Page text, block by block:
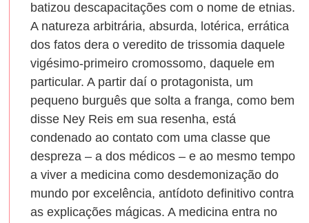
batizou descapacitações com o nome de etnias.
A natureza arbitrária, absurda, lotérica, errática
dos fatos dera o veredito de trissomia daquele
vigésimo-primeiro cromossomo, daquele em
particular. A partir daí o protagonista, um
pequeno burguês que solta a franga, como bem
disse Ney Reis em sua resenha, está
condenado ao contato com uma classe que
despreza – a dos médicos – e ao mesmo tempo
a viver a medicina como desdemonização do
mundo por excelência, antídoto definitivo contra
as explicações mágicas. A medicina entra no